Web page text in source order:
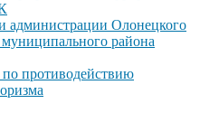
администрации Олонецкого
района
по противодействию